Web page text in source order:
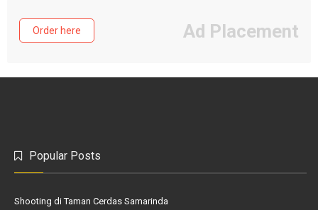
Order here Ad Placement
Popular Posts
Shooting di Taman Cerdas Samarinda